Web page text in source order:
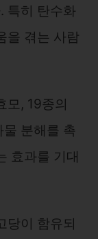
특히 탄수화
을 겪는 사람
모, 19종의
분해를 촉
효과를 기대
당이 함유되